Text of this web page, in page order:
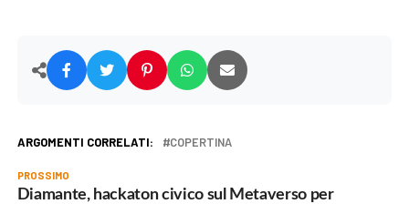
ARGOMENTI CORRELATI: COPERTINA
PROSSIMO
Diamante, hackaton civico sul Metaverso per